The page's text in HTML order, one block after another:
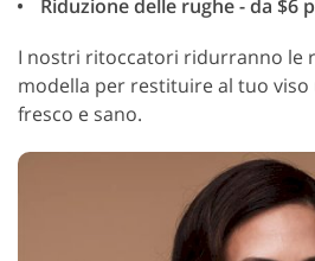
Riduzione delle rughe - da $6
I nostri ritoccatori ridurranno le
modella per restituire al tuo viso
fresco e sano.